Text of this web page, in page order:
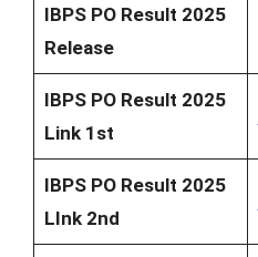
IBPS PO Result 2025
Release
IBPS PO Result 2025
Link 1st
IBPS PO Result 2025
LInk 2nd